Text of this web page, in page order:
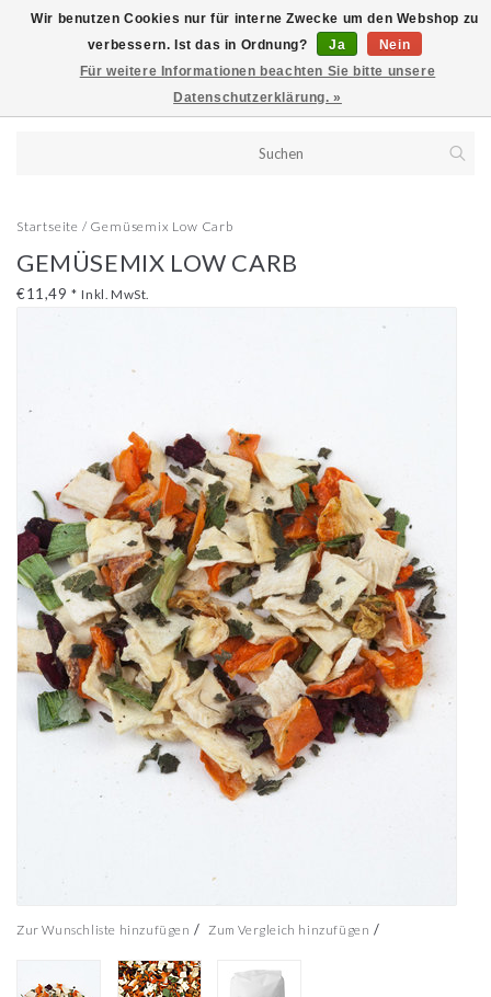
Startseite / Gemüsemix Low Carb
GEMÜSEMIX LOW CARB
€11,49* Inkl. MwSt.
Zur Wunschliste hinzufügen /Zum Vergleich hinzufügen /
Wir benutzen Cookies nur für interne Zwecke um den Webshop zu
verbessern. Ist das in Ordnung?
Ja
Nein
Für weitere Informationen beachten Sie bitte unsere
Datenschutzerklärung. »